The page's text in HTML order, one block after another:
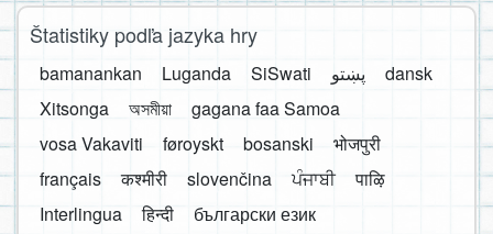
Štatistiky podľa jazyka hry
bamanankan Luganda SiSwati پښتو
dansk
Xitsonga
অসমীয়া
gagana faa Samoa
vosa Vakaviti
føroyskt bosanski
भोजपुरी
français
कश्मीरी slovenčina ਪੰਜਾਬੀ
पाऴि
Interlingua
हिन्दी
български език